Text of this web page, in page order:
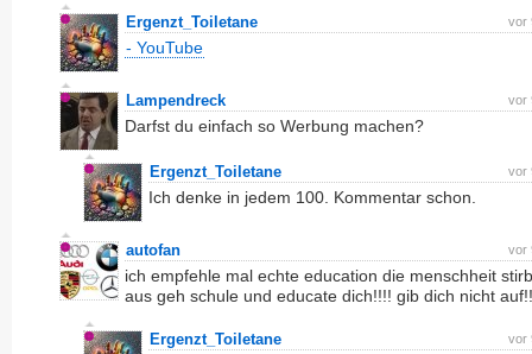
vor
Ergenzt_Toiletane
- YouTube
vor
Lampendreck
Darfst du einfach so Werbung machen?
vor
Ergenzt_Toiletane
Ich denke in jedem 100. Kommentar schon.
vor
autofan
ich empfehle mal echte education die menschheit
aus geh schule und educate dich!!!! gib dich nicht
vor
Ergenzt_Toiletane